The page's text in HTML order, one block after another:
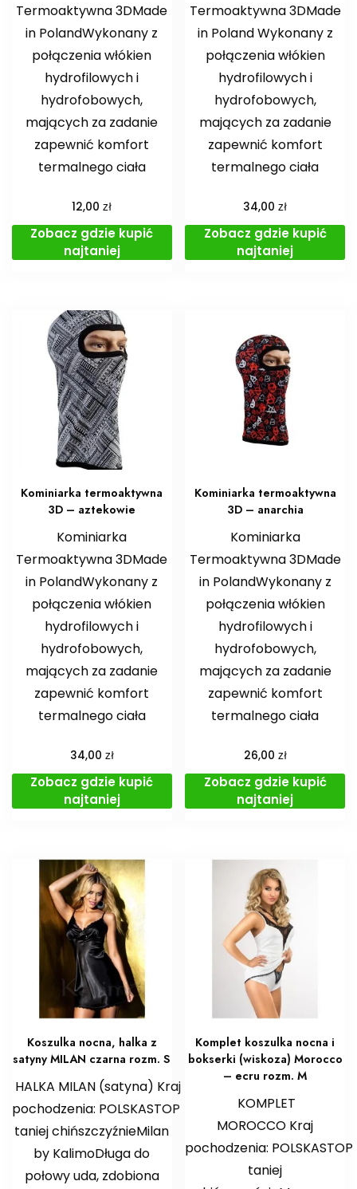
Termoaktywna 3DMade
in PolandWykonany z
połączenia włókien
hydrofilowych i
hydrofobowych,
mających za zadanie
zapewnić komfort
termalnego ciała
12,00zł
Zobacz gdzie kupić
najtaniej
Termoaktywna 3DMade
in Poland Wykonany z
połączenia włókien
hydrofilowych i
hydrofobowych,
mających za zadanie
zapewnić komfort
termalnego ciała
34,00zł
Zobacz gdzie kupić
najtaniej
Kominiarka termoaktywna
3D – aztekowie
Kominiarka
Termoaktywna 3DMade
in PolandWykonany z
połączenia włókien
hydrofilowych i
hydrofobowych,
mających za zadanie
zapewnić komfort
termalnego ciała
34,00 zł
Zobacz gdzie kupić
najtaniej
Kominiarka termoaktywna
3D – anarchia
Kominiarka
Termoaktywna 3DMade
in PolandWykonany z
połączenia włókien
hydrofilowych i
hydrofobowych,
mających za zadanie
zapewnić komfort
termalnego ciała
26,00 zł
Zobacz gdzie kupić
najtaniej
Koszulka nocna, halka z
satyny MILAN czarna rozm. S
HALKA MILAN (satyna) Kraj
pochodzenia: POLSKASTOP
taniej chińszczyźnieMilan
by KalimoDługa do
połowy uda, zdobiona
Komplet koszulka nocna i
bokserki (wiskoza) Morocco
– ecru rozm. M
KOMPLET
MOROCCO Kraj
pochodzenia: POLSKASTOP
taniej